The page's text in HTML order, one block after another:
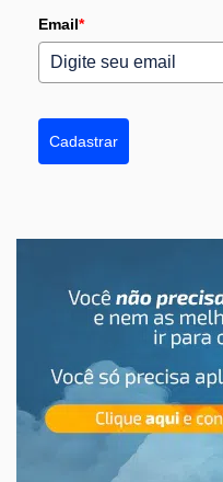
Email*
Cadastrar